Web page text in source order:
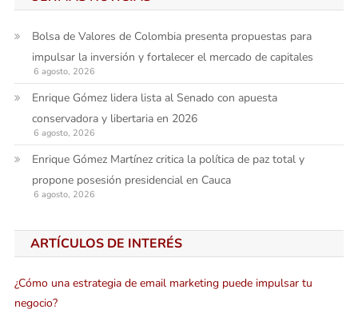
Bolsa de Valores de Colombia presenta propuestas para
impulsar la inversión y fortalecer el mercado de capitales
6 agosto, 2026
Enrique Gómez lidera lista al Senado con apuesta
conservadora y libertaria en 2026
6 agosto, 2026
Enrique Gómez Martínez critica la política de paz total y
propone posesión presidencial en Cauca
6 agosto, 2026
ARTÍCULOS DE INTERÉS
¿Cómo una estrategia de email marketing puede impulsar tu
negocio?